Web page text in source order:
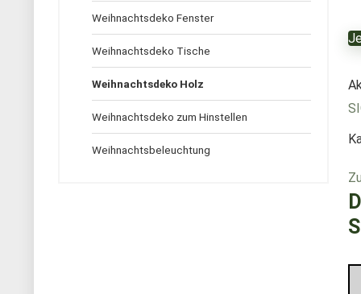
Weihnachtsdeko Fenster
Weihnachtsdeko Tische
Weihnachtsdeko Holz
Weihnachtsdeko zum Hinstellen
Weihnachtsbeleuchtung